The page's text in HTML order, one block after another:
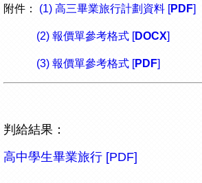
附件： (1) 高三畢業旅行計劃資料 [PDF]
(2) 報價單參考格式 [DOCX]
(3) 報價單參考格式 [PDF]
判給結果：
高中學生畢業旅行 [PDF]